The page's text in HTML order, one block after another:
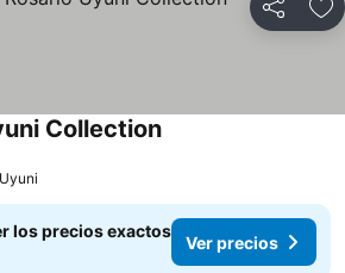
Compartir
Collection
Uyuni
los precios exactos
Ver precios